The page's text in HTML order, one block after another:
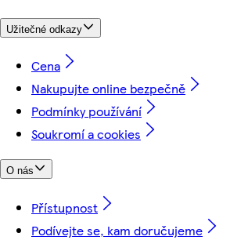
Užitečné odkazy
Cena
Nakupujte online bezpečně
Podmínky používání
Soukromí a cookies
O nás
Přístupnost
Podívejte se, kam doručujeme